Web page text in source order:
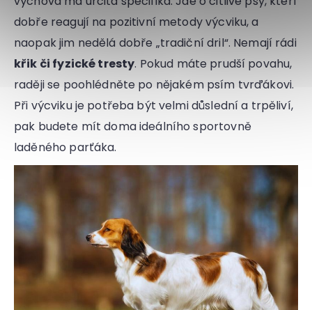
dobře reagují na pozitivní metody výcviku, a
naopak jim nedělá dobře „tradiční dril“. Nemají rádi
křik či fyzické tresty. Pokud máte prudší povahu,
raději se poohlédněte po nějakém psím tvrďákovi.
Při výcviku je potřeba být velmi důslední a trpěliví,
pak budete mít doma ideálního sportovně
laděného parťáka.